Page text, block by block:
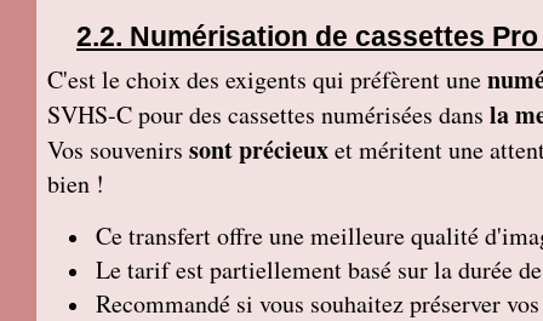
Numérisation de cassettes
C'est le choix des exigents qui préfèrent une
SVHS-C pour des cassettes numérisées dans la
Vos souvenirs sont précieuxet méritent une
bien !
Ce transfertoffre une meilleure qualité
Le tarif est partiellement basé sur la durée
Recommandé si vous souhaitez préserver